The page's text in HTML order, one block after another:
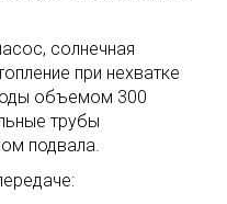
солнечная
при нехватке
объемом 300
трубы
подвала.